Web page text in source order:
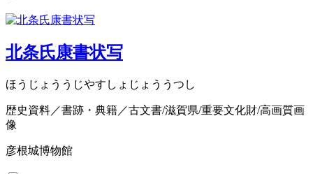
北条氏康書状写
ほうじょううじやすしょじょううつし
歴史資料／書跡・典籍／古文書/滋賀県/重要文化財/高画質画
像
彦根城博物館